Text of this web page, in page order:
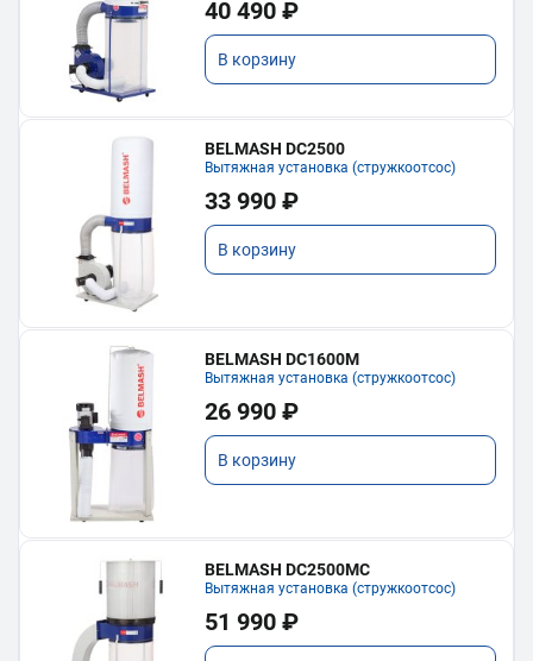
40 490 ₽
В корзину
BELMASH DC2500
Вытяжная установка (стружкоотсос)
33 990 ₽
В корзину
BELMASH DC1600M
Вытяжная установка (стружкоотсос)
26 990 ₽
В корзину
BELMASH DC2500MC
Вытяжная установка (стружкоотсос)
51 990 ₽